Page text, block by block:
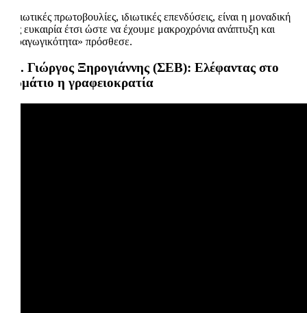
«Ιδιωτικές πρωτοβουλίες, ιδιωτικές επενδύσεις, είναι η μοναδική
μας ευκαιρία έτσι ώστε να έχουμε μακροχρόνια ανάπτυξη και
παραγωγικότητα» πρόσθεσε.
Δρ. Γιώργος Ξηρογιάννης (ΣΕΒ): Ελέφαντας στο
δωμάτιο η γραφειοκρατία